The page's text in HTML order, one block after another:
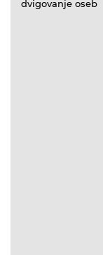
dvigovanje oseb